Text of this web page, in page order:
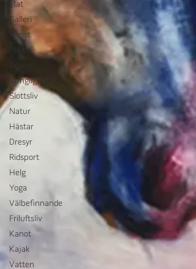
Mat
Galleri
Konst
Måleri
Teater
Kungligheter
Slottsliv
Natur
Hästar
Dresyr
Ridsport
Helg
Yoga
Välbefinnande
Friluftsliv
Kanot
Kajak
Vatten